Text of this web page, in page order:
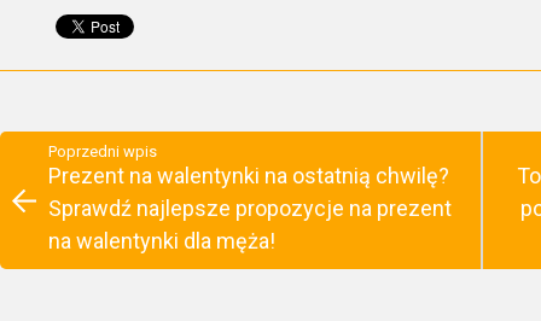
Poprzedni wpis
Prezent na walentynki na ostatnią chwilę?
Sprawdź najlepsze propozycje na prezent
na walentynki dla męża!